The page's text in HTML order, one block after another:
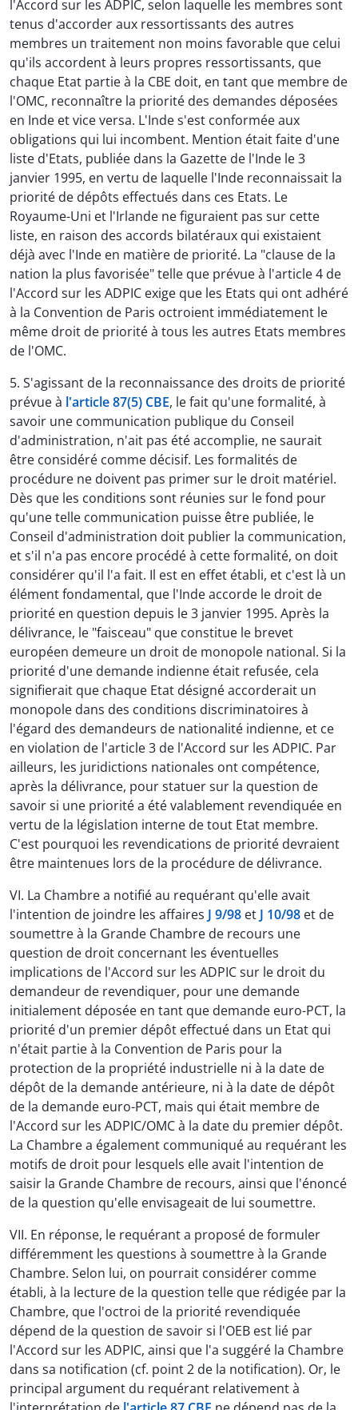
l'Accord sur les ADPIC, selon laquelle les membres sont
tenus d'accorder aux ressortissants des autres
membres un traitement non moins favorable que celui
qu'ils accordent à leurs propres ressortissants, que
chaque Etat partie à la CBE doit, en tant que membre de
l'OMC, reconnaître la priorité des demandes déposées
en Inde et vice versa. L'Inde s'est conformée aux
obligations qui lui incombent. Mention était faite d'une
liste d'Etats, publiée dans la Gazette de l'Inde le 3
janvier 1995, en vertu de laquelle l'Inde reconnaissait la
priorité de dépôts effectués dans ces Etats. Le
Royaume-Uni et l'Irlande ne figuraient pas sur cette
liste, en raison des accords bilatéraux qui existaient
déjà avec l'Inde en matière de priorité. La "clause de la
nation la plus favorisée" telle que prévue à l'article 4 de
l'Accord sur les ADPIC exige que les Etats qui ont adhéré
à la Convention de Paris octroient immédiatement le
même droit de priorité à tous les autres Etats membres
de l'OMC.
5. S'agissant de la reconnaissance des droits de priorité
prévue à l'article 87(5) CBE, le fait qu'une formalité, à
savoir une communication publique du Conseil
d'administration, n'ait pas été accomplie, ne saurait
être considéré comme décisif. Les formalités de
procédure ne doivent pas primer sur le droit matériel.
Dès que les conditions sont réunies sur le fond pour
qu'une telle communication puisse être publiée, le
Conseil d'administration doit publier la communication,
et s'il n'a pas encore procédé à cette formalité, on doit
considérer qu'il l'a fait. Il est en effet établi, et c'est là un
élément fondamental, que l'Inde accorde le droit de
priorité en question depuis le 3 janvier 1995. Après la
délivrance, le "faisceau" que constitue le brevet
européen demeure un droit de monopole national. Si la
priorité d'une demande indienne était refusée, cela
signifierait que chaque Etat désigné accorderait un
monopole dans des conditions discriminatoires à
l'égard des demandeurs de nationalité indienne, et ce
en violation de l'article 3 de l'Accord sur les ADPIC. Par
ailleurs, les juridictions nationales ont compétence,
après la délivrance, pour statuer sur la question de
savoir si une priorité a été valablement revendiquée en
vertu de la législation interne de tout Etat membre.
C'est pourquoi les revendications de priorité devraient
être maintenues lors de la procédure de délivrance.
VI. La Chambre a notifié au requérant qu'elle avait
l'intention de joindre les affaires J 9/98 et J 10/98 et de
soumettre à la Grande Chambre de recours une
question de droit concernant les éventuelles
implications de l'Accord sur les ADPIC sur le droit du
demandeur de revendiquer, pour une demande
initialement déposée en tant que demande euro-PCT, la
priorité d'un premier dépôt effectué dans un Etat qui
n'était partie à la Convention de Paris pour la
protection de la propriété industrielle ni à la date de
dépôt de la demande antérieure, ni à la date de dépôt
de la demande euro-PCT, mais qui était membre de
l'Accord sur les ADPIC/OMC à la date du premier dépôt.
La Chambre a également communiqué au requérant les
motifs de droit pour lesquels elle avait l'intention de
saisir la Grande Chambre de recours, ainsi que l'énoncé
de la question qu'elle envisageait de lui soumettre.
VII. En réponse, le requérant a proposé de formuler
différemment les questions à soumettre à la Grande
Chambre. Selon lui, on pourrait considérer comme
établi, à la lecture de la question telle que rédigée par la
Chambre, que l'octroi de la priorité revendiquée
dépend de la question de savoir si l'OEB est lié par
l'Accord sur les ADPIC, ainsi que l'a suggéré la Chambre
dans sa notification (cf. point 2 de la notification). Or, le
principal argument du requérant relativement à